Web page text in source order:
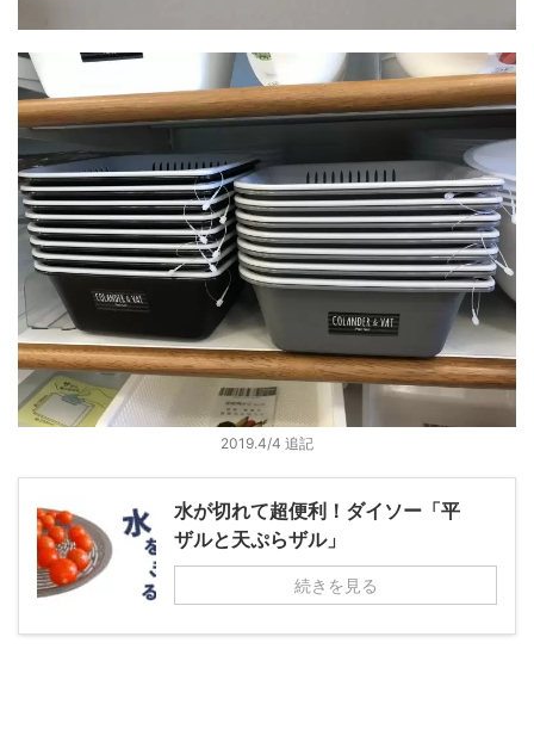
2019.4/4 追記
水が切れて超便利！ダイソー「平
ザルと天ぷらザル」
続きを見る